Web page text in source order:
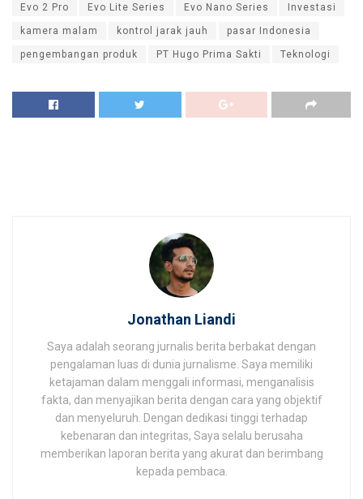
Evo 2 Pro Evo Lite Series Evo Nano Series Investasi
kamera malam kontrol jarak jauh pasar Indonesia
pengembangan produk PT Hugo Prima Sakti Teknologi
Jonathan Liandi
Saya adalah seorang jurnalis berita berbakat dengan
pengalaman luas di dunia jurnalisme. Saya memiliki
ketajaman dalam menggali informasi, menganalisis
fakta, dan menyajikan berita dengan cara yang objektif
dan menyeluruh. Dengan dedikasi tinggi terhadap
kebenaran dan integritas, Saya selalu berusaha
memberikan laporan berita yang akurat dan berimbang
kepada pembaca.